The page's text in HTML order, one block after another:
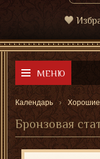
МЕНЮ
Календарь Хорошие
Бронзовая